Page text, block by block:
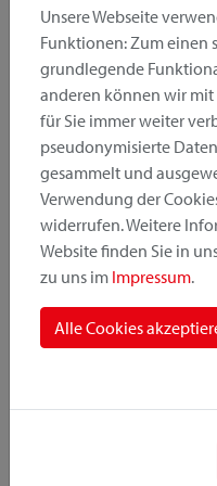
Produktkategorie
Montageposition
Befestigungssystem
Unsere Webseite
Funktionen: Zum einen
grundlegende
anderen können wir mit
für Sie immer weiter
pseudonymisierte
gesammelt und
Verwendung der
widerrufen. Weitere
Website finden Sie in
zu uns im Impressum.
Alle Cookies